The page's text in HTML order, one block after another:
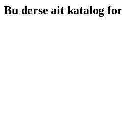
Bu derse ait katalog